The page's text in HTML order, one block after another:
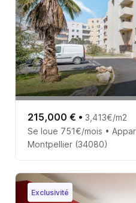
215,000 € • 3,413€/m2
Se loue 751€/mois •
Montpellier (34080)
Exclusivité